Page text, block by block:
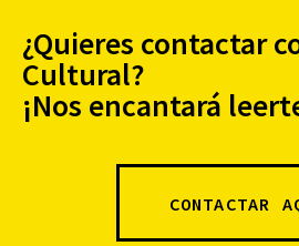
¿Quieres contactar
Cultural?
¡Nos encantará
CONTACTAR